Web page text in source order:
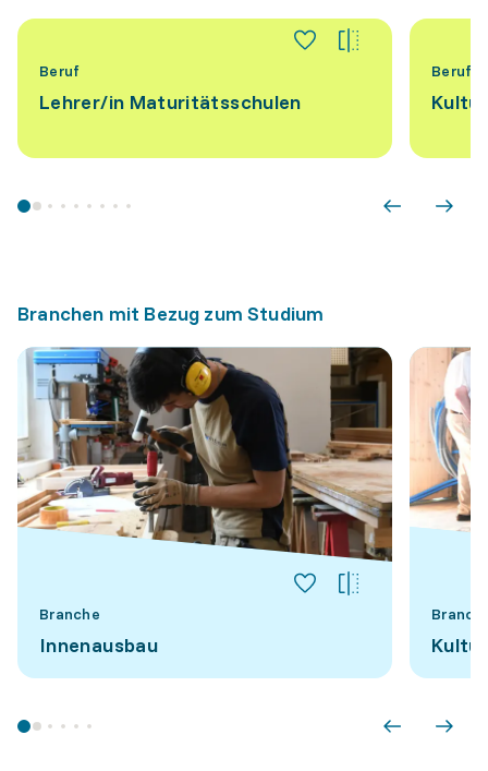
Beruf
Lehrer/​in Maturitätsschulen
Beruf
Branchen mit Bezug zum Studium
Branche
Innenausbau